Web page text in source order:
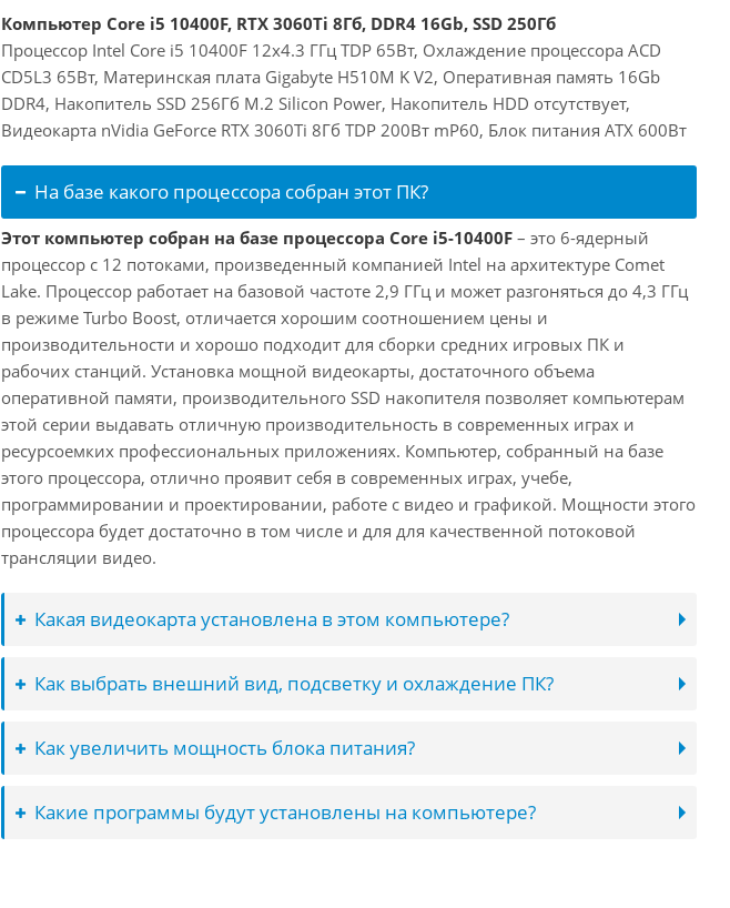
Компьютер Core i5 10400F, RTX 3060Ti 8Гб, DDR4 16Gb, SSD 250Гб
Процессор Intel Core i5 10400F 12x4.3 ГГц TDP 65Вт, Охлаждение процессора ACD
CD5L3 65Вт, Материнская плата Gigabyte H510M K V2, Оперативная память 16Gb
DDR4, Накопитель SSD 256Гб M.2 Silicon Power, Накопитель HDD отсутствует,
Видеокарта nVidia GeForce RTX 3060Ti 8Гб TDP 200Вт mP60, Блок питания ATX 600Вт
На базе какого процессора собран этот ПК?
Этот компьютер собран на базе процессора Core i5-10400F – это 6-ядерный
процессор с 12 потоками, произведенный компанией Intel на архитектуре Comet
Lake. Процессор работает на базовой частоте 2,9 ГГц и может разгоняться до 4,3 ГГц
в режиме Turbo Boost, отличается хорошим соотношением цены и
производительности и хорошо подходит для сборки средних игровых ПК и
рабочих станций. Установка мощной видеокарты, достаточного объема
оперативной памяти, производительного SSD накопителя позволяет компьютерам
этой серии выдавать отличную производительность в современных играх и
ресурсоемких профессиональных приложениях. Компьютер, собранный на базе
этого процессора, отлично проявит себя в современных играх, учебе,
программировании и проектировании, работе с видео и графикой. Мощности этого
процессора будет достаточно в том числе и для для качественной потоковой
трансляции видео.
Какая видеокарта установлена в этом компьютере?
Как выбрать внешний вид, подсветку и охлаждение ПК?
Как увеличить мощность блока питания?
Какие программы будут установлены на компьютере?